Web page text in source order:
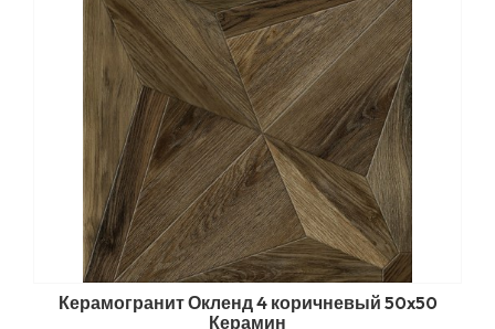
Керамогранит Окленд 4 коричневый 50x50
Керамин